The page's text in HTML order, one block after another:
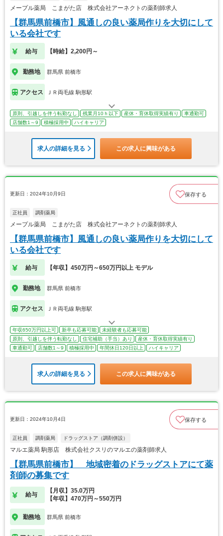
メープル薬局 こまがた店 株式会社アーネクトの薬剤師求人
【群馬県前橋市】風通しの良い薬局作りを大切にして
いる会社です
給与 【時給】2,200円～
勤務地 群馬県 前橋市
アクセス ＪＲ両毛線 駒形駅
原則、引越しを伴う転勤なし 残業月10ｈ以下 産休・育休取得実績有り
車通勤可
店舗数1～9
積極採用中 ハイキャリア
求人の詳細を見る この求人に興味がある
更新日：2024年10月9日 保存する
正社員 調剤薬局
メープル薬局 こまがた店 株式会社アーネクトの薬剤師求人
【群馬県前橋市】風通しの良い薬局作りを大切にして
いる会社です
給与 【年収】450万円～650万円以上 モデル
勤務地 群馬県 前橋市
アクセス ＪＲ両毛線 駒形駅
年収650万円以上可 新卒も応募可能
未経験者も応募可能
原則、引越しを伴う転勤なし
住宅補助（手当）あり
産休・育休取得実績有り
車通勤可
店舗数1～9 積極採用中 年間休日120日以上 ハイキャリア
求人の詳細を見る この求人に興味がある
更新日：2024年10月4日 保存する
正社員 調剤薬局 ドラッグストア（調剤併設）
マルエ薬局 駒形店 株式会社クスリのマルエの薬剤師求人
【群馬県前橋市】 地域密着のドラッグストアにて薬
剤師の募集です
給与
【月収】35.0万円
【年収】470万円～550万円
勤務地 群馬県 前橋市